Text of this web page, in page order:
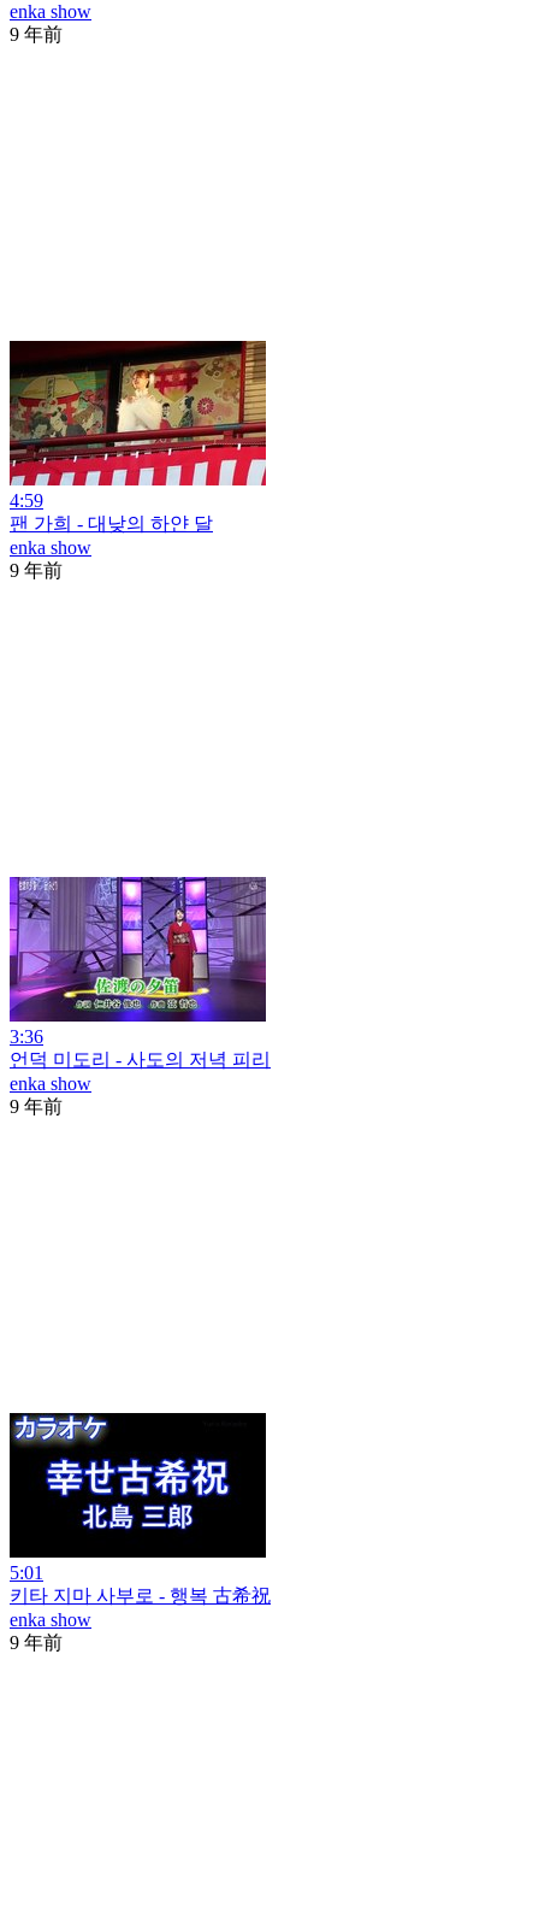
enka show
9 年前
4:59
팬 가희 - 대낮의 하얀 달
enka show
9 年前
3:36
언덕 미도리 - 사도의 저녁 피리
enka show
9 年前
5:01
키타 지마 사부로 - 행복 古希祝
enka show
9 年前